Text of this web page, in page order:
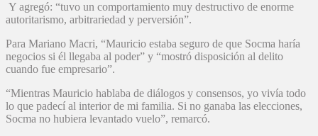
Y agregó: “tuvo un comportamiento muy destructivo de enorme
autoritarismo, arbitrariedad y perversión”.
Para Mariano Macri, “Mauricio estaba seguro de que Socma haría
negocios si él llegaba al poder” y “mostró disposición al delito
cuando fue empresario”.
“Mientras Mauricio hablaba de diálogos y consensos, yo vivía todo
lo que padecí al interior de mi familia. Si no ganaba las elecciones,
Socma no hubiera levantado vuelo”, remarcó.